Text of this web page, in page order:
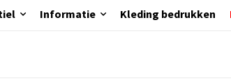
Informatie Kleding bedrukken